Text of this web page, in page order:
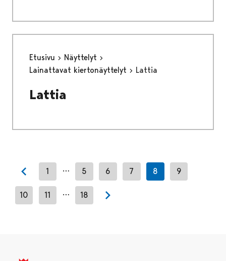
Etusivu
Näyttelyt
Lainattavat kiertonäyttelyt
Lattia
Lattia
Previous page
1 … 5 6 7 8 9
10 11 … 18
Next page